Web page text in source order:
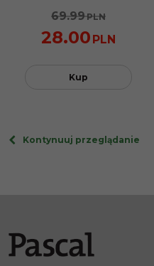
69.99PLN
28.00 PLN
Kup
Kontynuuj przeglądanie